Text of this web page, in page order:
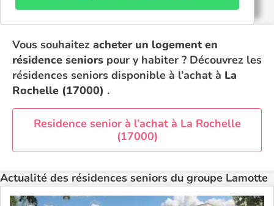
Vous souhaitez acheter un logement en
résidence seniors pour y habiter ? Découvrez les
résidences seniors disponible à l’achat à La
Rochelle (17000) .
Residence senior à l’achat à La Rochelle
(17000)
Actualité des résidences seniors du groupe Lamotte